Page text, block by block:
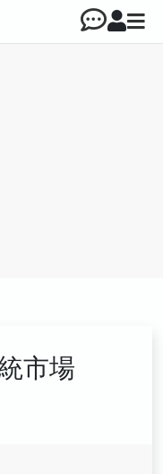
市場